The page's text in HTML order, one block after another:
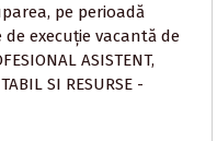
pe perioadă
execuție vacantă de
ASISTENT,
SI RESURSE -